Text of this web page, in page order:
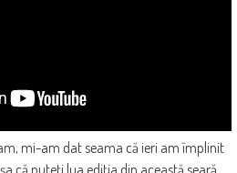
mi-am dat seama că ieri am împlinit